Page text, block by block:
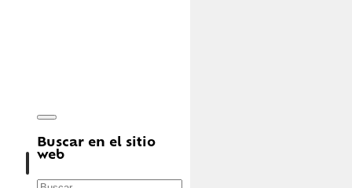
Buscar en el sitio
web
Buscar